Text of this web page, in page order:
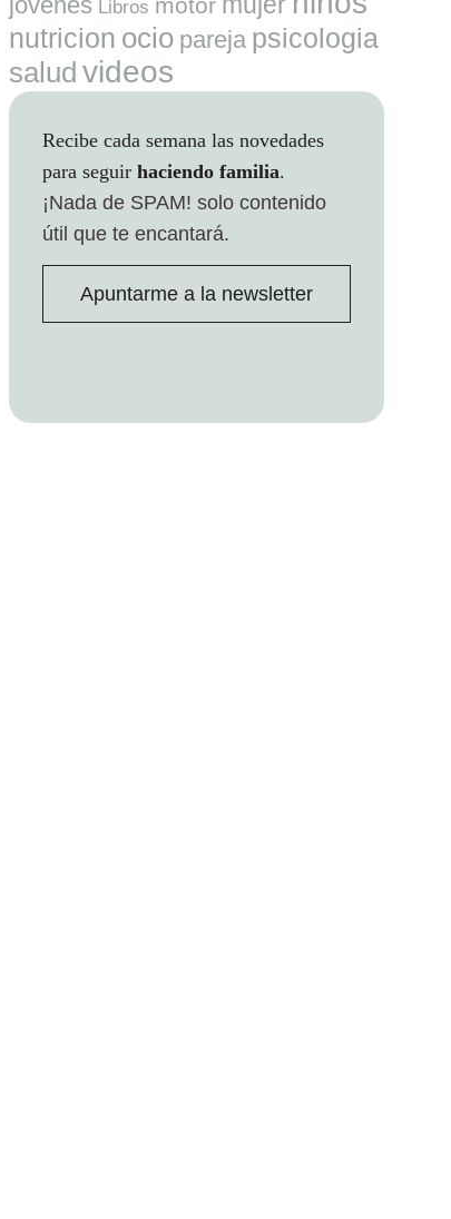
Libros
nutricion ocio pareja psicologia
salud videos
Recibe cada semana las novedades
para seguir haciendo familia.
¡Nada de SPAM! solo contenido
útil que te encantará.
Apuntarme a la newsletter